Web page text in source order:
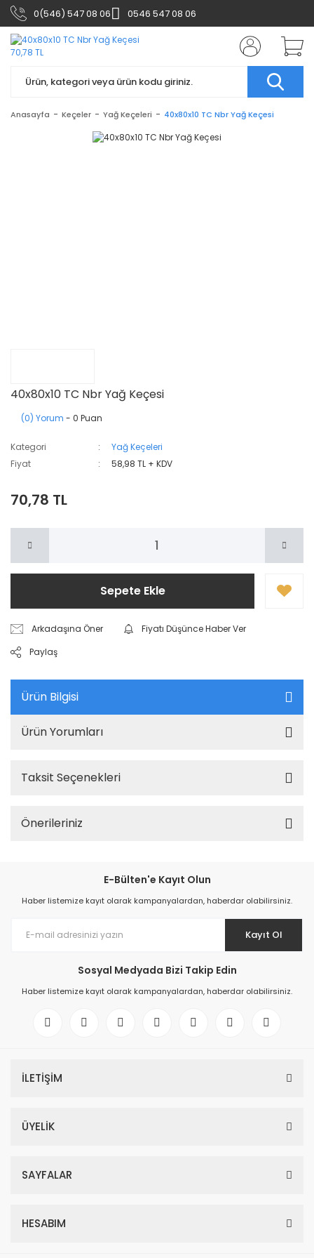
0(546) 547 08 06 0546 547 08 06
Anasayfa Keçeler Yağ Keçeleri 40x80x10 TC Nbr Yağ Keçesi
40x80x10 TC Nbr Yağ Keçesi
(0) Yorum - 0 Puan
Kategori
Yağ Keçeleri
Fiyat
58,98 TL + KDV
70,78 TL
Sepete Ekle
Arkadaşına Öner
Fiyatı Düşünce Haber Ver
Paylaş
Ürün Bilgisi
Ürün Yorumları
Taksit Seçenekleri
Önerileriniz
E-Bülten'e Kayıt Olun
Haber listemize kayıt olarak kampanyalardan, haberdar olabilirsiniz.
Kayıt Ol
Sosyal Medyada Bizi Takip Edin
Haber listemize kayıt olarak kampanyalardan, haberdar olabilirsiniz.
İLETİŞİM
ÜYELİK
SAYFALAR
HESABIM